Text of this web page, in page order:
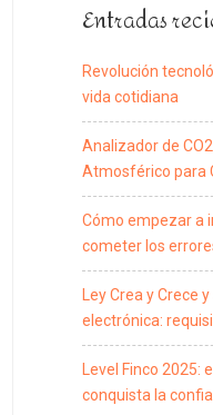
Entradas
Revolución
vida cotidiana
Analizador de
Atmosférico para
Cómo empezar a
cometer los
Ley Crea y
electrónica:
Level Finco
conquista la